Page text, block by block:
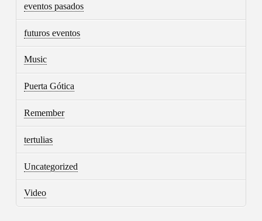
eventos pasados
futuros eventos
Music
Puerta Gótica
Remember
tertulias
Uncategorized
Video